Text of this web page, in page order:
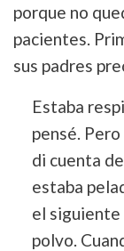
porque no
pacientes.
sus padres
Estaba
pensé.
di cuenta
estaba
el siguiente
polvo.